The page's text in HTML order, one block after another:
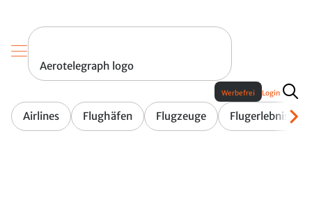
Aerotelegraph logo
Airlines Flughäfen Flugzeuge Flugerlebnis
Werbefrei Login